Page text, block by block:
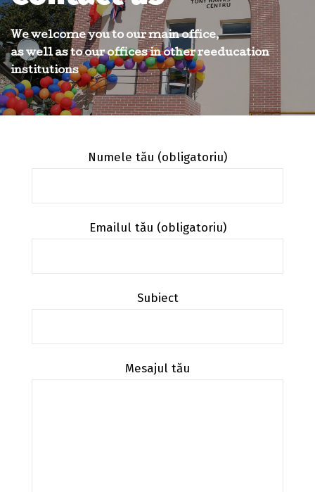
We welcome you to our main office,
as well as to our offices in other reeducation
institutions
Numele tău (obligatoriu)
Emailul tău (obligatoriu)
Subiect
Mesajul tău